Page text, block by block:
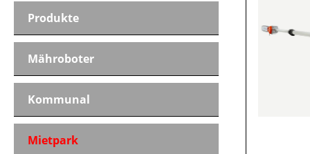
Produkte
Mähroboter
Kommunal
Mietpark